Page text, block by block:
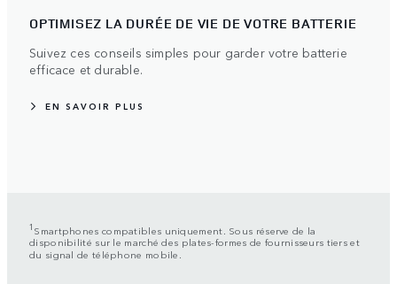
OPTIMISEZ LA DURÉE DE VIE DE VOTRE BATTERIE
Suivez ces conseils simples pour garder votre batterie
efficace et durable.
EN SAVOIR PLUS
1 Smartphones compatibles uniquement. Sous réserve de la
disponibilité sur le marché des plates-formes de fournisseurs tiers et
du signal de téléphone mobile.